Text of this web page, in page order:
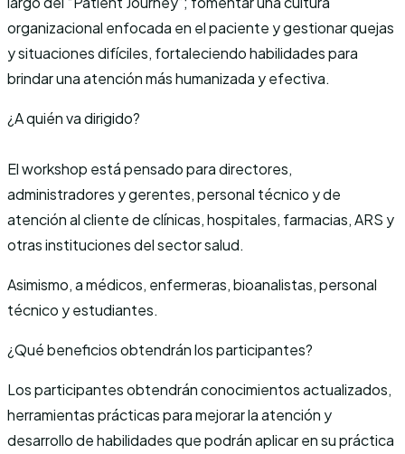
organizacional enfocada en el paciente y gestionar quejas
y situaciones difíciles, fortaleciendo habilidades para
brindar una atención más humanizada y efectiva.
¿A quién va dirigido?
El workshop está pensado para directores,
administradores y gerentes, personal técnico y de
atención al cliente de clínicas, hospitales, farmacias, ARS y
otras instituciones del sector salud.
Asimismo, a médicos, enfermeras, bioanalistas, personal
técnico y estudiantes.
¿Qué beneficios obtendrán los participantes?
Los participantes obtendrán conocimientos actualizados,
herramientas prácticas para mejorar la atención y
desarrollo de habilidades que podrán aplicar en su práctica